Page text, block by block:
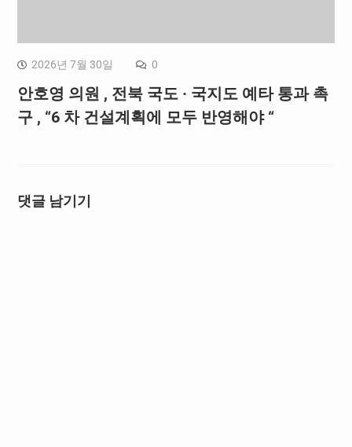
2026년 7월 30일 0
안호영 의원 , 전북 국도 · 국지도 예타 통과 촉
구 , “6 차 건설계획에 모두 반영해야 “
댓글 남기기